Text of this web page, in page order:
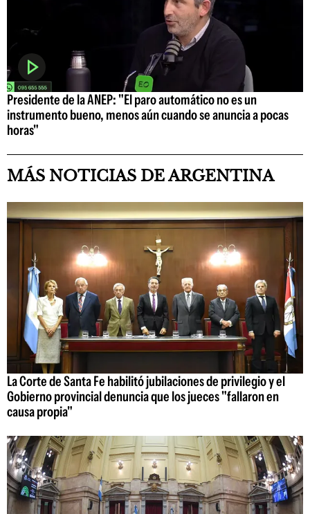
Presidente de la ANEP: "El paro automático no es un
instrumento bueno, menos aún cuando se anuncia a pocas
horas"
MÁS NOTICIAS DE ARGENTINA
La Corte de Santa Fe habilitó jubilaciones de privilegio y el
Gobierno provincial denuncia que los jueces "fallaron en
causa propia"